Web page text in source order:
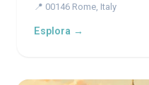
📍 00146 Rome, Italy
Esplora →